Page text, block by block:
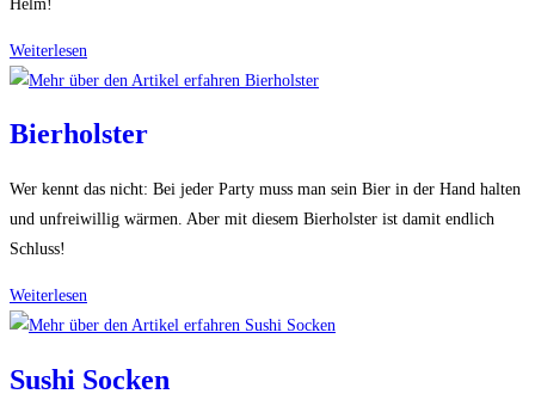
Helm!
Weiterlesen
Vader
Bierholster
Wer kennt das nicht: Bei jeder Party muss man sein Bier in der Hand halten
und unfreiwillig wärmen. Aber mit diesem Bierholster ist damit endlich
Schluss!
Weiterlesen
Sushi Socken